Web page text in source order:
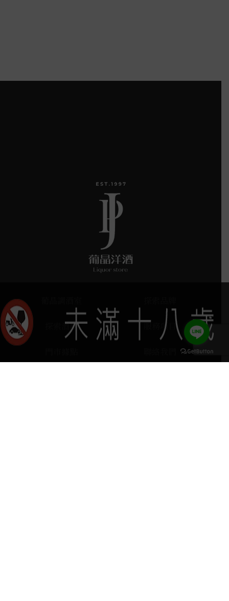
探索酒款 服務項目